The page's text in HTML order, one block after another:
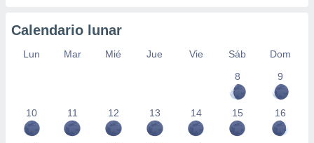
Calendario lunar
Lun Mar Mié Jue Vie Sáb
Dom
8
9
10 11 12 13 14 15 16